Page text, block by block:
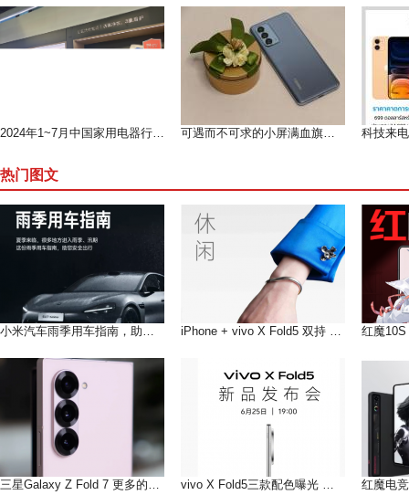
2024年1~7月中国家用电器行业运行形势分析（上） 可遇而不可求的小屏满血旗舰--魅族 18测评
热门图文
小米汽车雨季用车指南，助您在雨季安全出行 iPhone + vivo X Fold5 双持 以长补短互联互通双倍快乐!
三星Galaxy Z Fold 7 更多的AI即将到来 vivo X Fold5三款配色曝光 轻薄手感，和你好搭